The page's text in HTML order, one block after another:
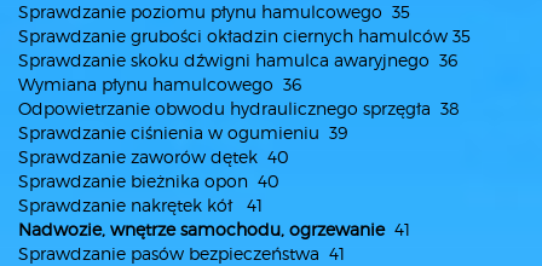
Sprawdzanie poziomu płynu hamulcowego 35
Sprawdzanie grubości okładzin ciernych hamulców 35
Sprawdzanie skoku dźwigni hamulca awaryjnego 36
Wymiana płynu hamulcowego 36
Odpowietrzanie obwodu hydraulicznego sprzęgła 38
Sprawdzanie ciśnienia w ogumieniu 39
Sprawdzanie zaworów dętek 40
Sprawdzanie bieżnika opon 40
Sprawdzanie nakrętek kół 41
Nadwozie, wnętrze samochodu, ogrzewanie41
Sprawdzanie pasów bezpieczeństwa 41